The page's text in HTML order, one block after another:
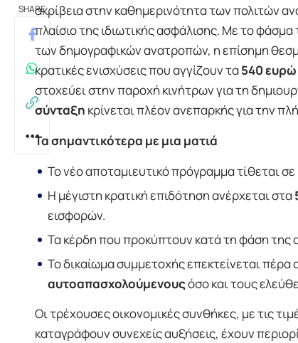
SHAREακρίβεια στην καθημερινότητα των πολιτών
πλαίσιο της ιδιωτικής ασφάλισης. Με το φάσμα
των δημογραφικών ανατροπών, η επίσημη
κρατικές ενισχύσεις που αγγίζουν τα540 ευρώ
στοχεύει στην παροχή κινήτρων για τη
σύνταξη κρίνεται πλέον ανεπαρκής για την
Τα σημαντικότερα με μια ματιά
Το νέο αποταμιευτικό πρόγραμμα τίθεται σε
Η μέγιστη κρατική επιδότηση ανέρχεται στα
εισφορών.
Τα κέρδη που προκύπτουν κατά τη φάση
Το δικαίωμα συμμετοχής επεκτείνεται
αυτοαπασχολούμενουςόσο και τους
Οι τρέχουσες οικονομικές συνθήκες, με τις
καταγράφουν συνεχείς αυξήσεις, έχουν